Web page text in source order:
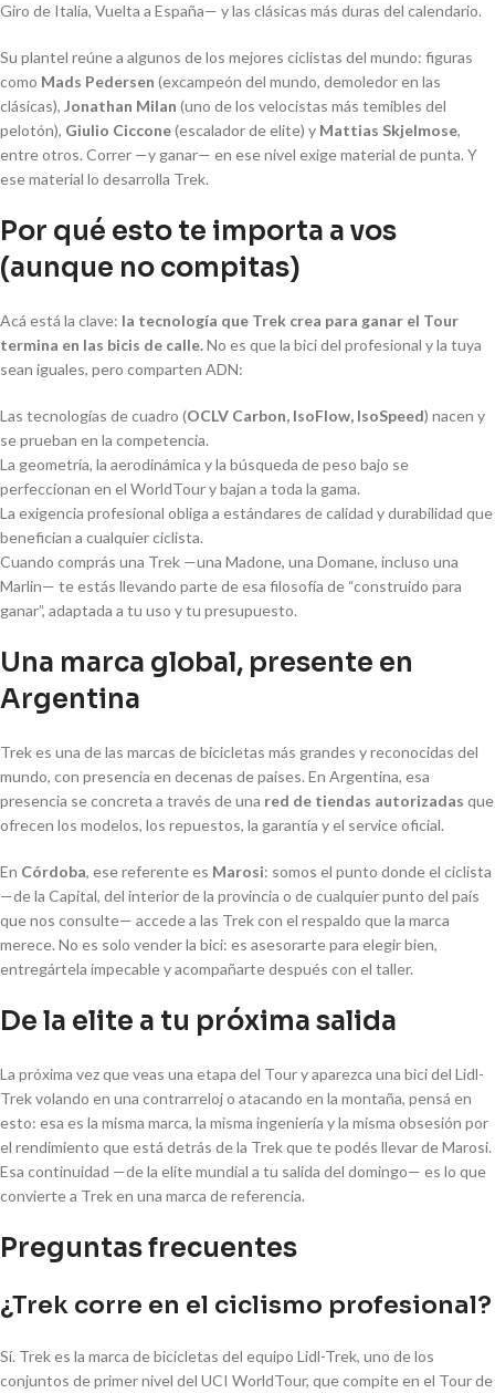
Giro de Italia, Vuelta a España— y las clásicas más duras del calendario.
Su plantel reúne a algunos de los mejores ciclistas del mundo: figuras
como Mads Pedersen (excampeón del mundo, demoledor en las
clásicas), Jonathan Milan (uno de los velocistas más temibles del
pelotón), Giulio Ciccone(escalador de elite) y Mattias Skjelmose,
entre otros. Correr —y ganar— en ese nivel exige material de punta. Y
ese material lo desarrolla Trek.
Por qué esto te importa a vos
(aunque no compitas)
Acá está la clave: la tecnología que Trek crea para ganar el Tour
termina en las bicis de calle.No es que la bici del profesional y la tuya
sean iguales, pero comparten ADN:
Las tecnologías de cuadro (OCLV Carbon, IsoFlow, IsoSpeed) nacen y
se prueban en la competencia.
La geometría, la aerodinámica y la búsqueda de peso bajo se
perfeccionan en el WorldTour y bajan a toda la gama.
La exigencia profesional obliga a estándares de calidad y durabilidad que
benefician a cualquier ciclista.
Cuando comprás una Trek —una Madone, una Domane, incluso una
Marlin— te estás llevando parte de esa filosofía de “construido para
ganar”, adaptada a tu uso y tu presupuesto.
Una marca global, presente en
Argentina
Trek es una de las marcas de bicicletas más grandes y reconocidas del
mundo, con presencia en decenas de países. En Argentina, esa
presencia se concreta a través de una red de tiendas autorizadas que
ofrecen los modelos, los repuestos, la garantía y el service oficial.
En Córdoba, ese referente es Marosi: somos el punto donde el ciclista
—de la Capital, del interior de la provincia o de cualquier punto del país
que nos consulte— accede a las Trek con el respaldo que la marca
merece. No es solo vender la bici: es asesorarte para elegir bien,
entregártela impecable y acompañarte después con el taller.
De la elite a tu próxima salida
La próxima vez que veas una etapa del Tour y aparezca una bici del Lidl-
Trek volando en una contrarreloj o atacando en la montaña, pensá en
esto: esa es la misma marca, la misma ingeniería y la misma obsesión por
el rendimiento que está detrás de la Trek que te podés llevar de Marosi.
Esa continuidad —de la elite mundial a tu salida del domingo— es lo que
convierte a Trek en una marca de referencia.
Preguntas frecuentes
¿Trek corre en el ciclismo profesional?
Sí. Trek es la marca de bicicletas del equipo Lidl-Trek, uno de los
conjuntos de primer nivel del UCI WorldTour, que compite en el Tour de